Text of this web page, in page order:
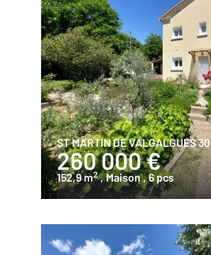
ST MARTIN DE VALGALGUES 30
260 000 €
152,9 m2 , Maison, 6 pcs